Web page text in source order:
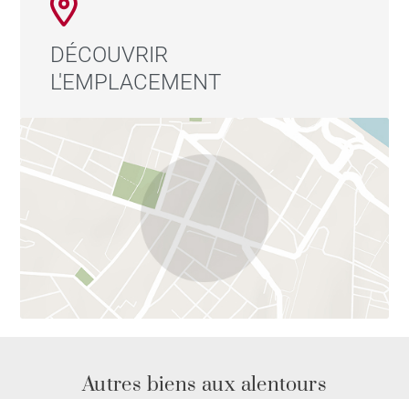
DÉCOUVRIR
L'EMPLACEMENT
Autres biens aux alentours